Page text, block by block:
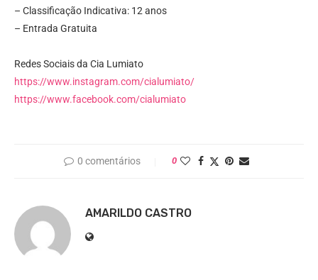
– Classificação Indicativa: 12 anos
– Entrada Gratuita
Redes Sociais da Cia Lumiato
https://www.instagram.com/cialumiato/
https://www.facebook.com/cialumiato
0 comentários 0
AMARILDO CASTRO